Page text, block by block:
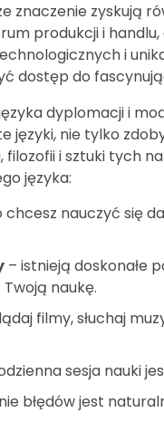
znaczenie zyskują
produkcji i
i
dostęp do
dyplomacji i
języki, nie tylko
filozofii i sztuki tych
języka:
chcesz nauczyć się
– istnieją doskonałe
naukę.
filmy, słuchaj
sesja nauki
błędów jest